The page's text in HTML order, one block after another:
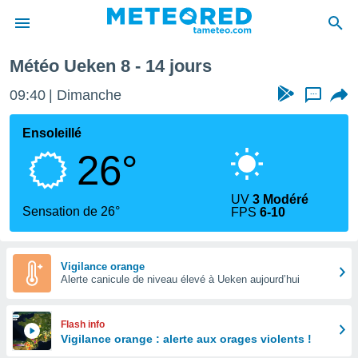
de
Météo Ueken 8 - 14 jours
09:40 Dimanche ...
Ensoleillé
26°
Sensation de 26°
UV3 Modéré
FPS6-10
Vigilance orange
Alerte canicule de niveau élevé à Ueken aujourd’hui
Flash info
Vigilance orange : alerte aux orages violents !